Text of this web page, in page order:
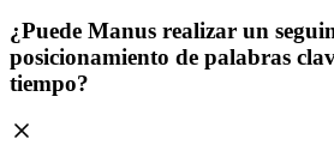
¿Puede Manus realizar un
posicionamiento de palabras
tiempo?